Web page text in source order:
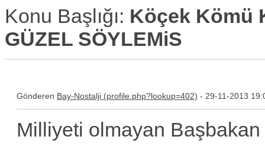
Konu Başlığı: Köçek Kömü
GÜZEL SÖYLEMiS
Gönderen Bay-Nostalji - 29-11-2013
Milliyeti olmayan